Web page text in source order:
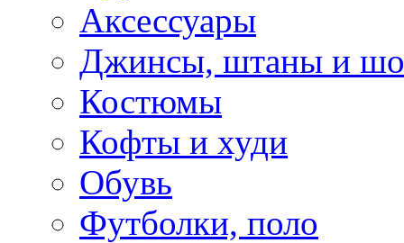
Аксессуары
Джинсы, штаны и
Костюмы
Кофты и худи
Обувь
Футболки, поло